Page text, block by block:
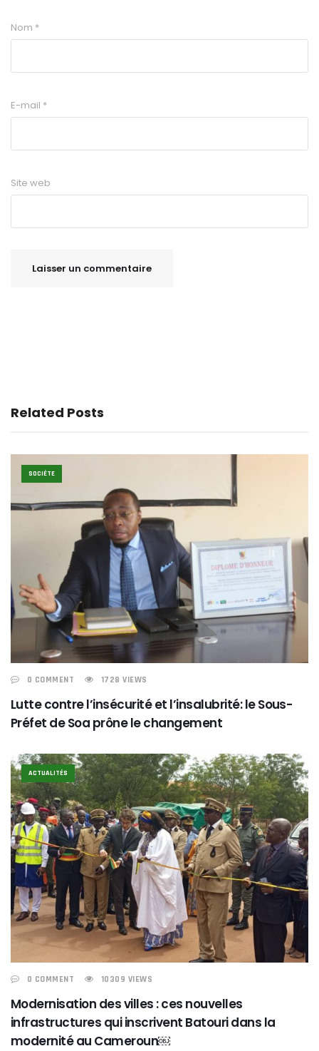
Nom *
E-mail *
Site web
Related Posts
SOCIÉTE
0 COMMENT 1728 VIEWS
Lutte contre l’insécurité et l’insalubrité: le Sous-
Préfet de Soa prône le changement
ACTUALITÉS
0 COMMENT 10309 VIEWS
Modernisation des villes : ces nouvelles
infrastructures qui inscrivent Batouri dans la
modernité au Cameroun￼